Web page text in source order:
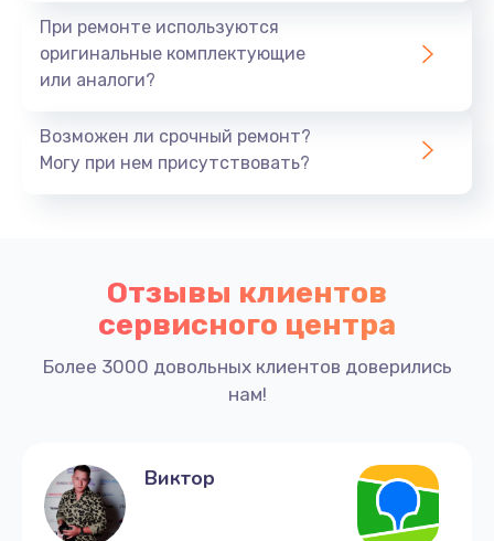
При ремонте используются
оригинальные комплектующие
или аналоги?
Возможен ли срочный ремонт?
Могу при нем присутствовать?
Отзывы клиентов
сервисного центра
Более 3000 довольных клиентов доверились
нам!
Виктор